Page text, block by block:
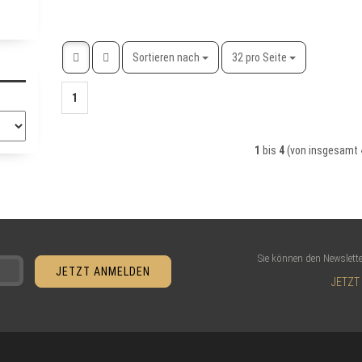
Sortieren nach
Sortieren nach 32 pro Seite
pro Seite
1
1 bis 4(von insgesamt
Sie können den
JETZT